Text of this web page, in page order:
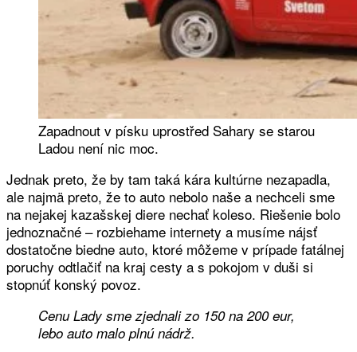
Zapadnout v písku uprostřed Sahary se starou
Ladou není nic moc.
Jednak preto, že by tam taká kára kultúrne nezapadla,
ale najmä preto, že to auto nebolo naše a nechceli sme
na nejakej kazašskej diere nechať koleso. Riešenie bolo
jednoznačné – rozbiehame internety a musíme nájsť
dostatočne biedne auto, ktoré môžeme v prípade fatálnej
poruchy odtlačiť na kraj cesty a s pokojom v duši si
stopnúť konský povoz.
Cenu Lady sme zjednali zo 150 na 200 eur,
lebo auto malo plnú nádrž.